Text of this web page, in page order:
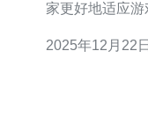
家更好地适应
效、控制等方面
2025年12月22日